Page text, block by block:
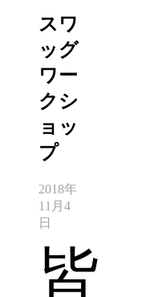
スワ
ッグ
ワー
クシ
ョッ
プ
2018年
11月4
日
皆